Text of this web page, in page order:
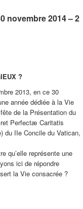
novembre 2014 – 2
?
2013, en ce 30
année dédiée à la Vie
de la Présentation du
Perfectæ Caritatis
du IIe Concile du Vatican,
qu’elle représente une
ici de répondre
la Vie consacrée ?